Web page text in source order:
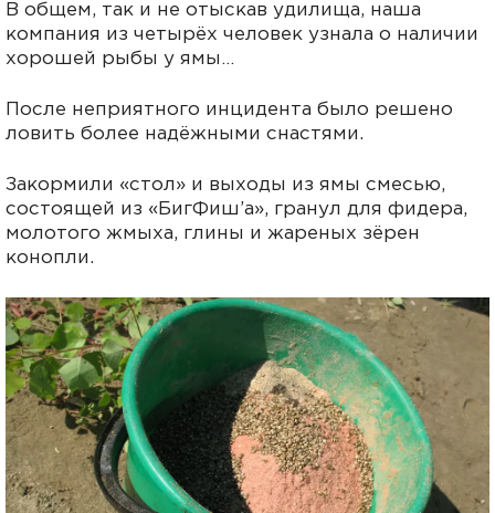
В общем, так и не отыскав удилища, наша
компания из четырёх человек узнала о наличии
хорошей рыбы у ямы…
После неприятного инцидента было решено
ловить более надёжными снастями.
Закормили «стол» и выходы из ямы смесью,
состоящей из «БигФиш’а», гранул для фидера,
молотого жмыха, глины и жареных зёрен
конопли.